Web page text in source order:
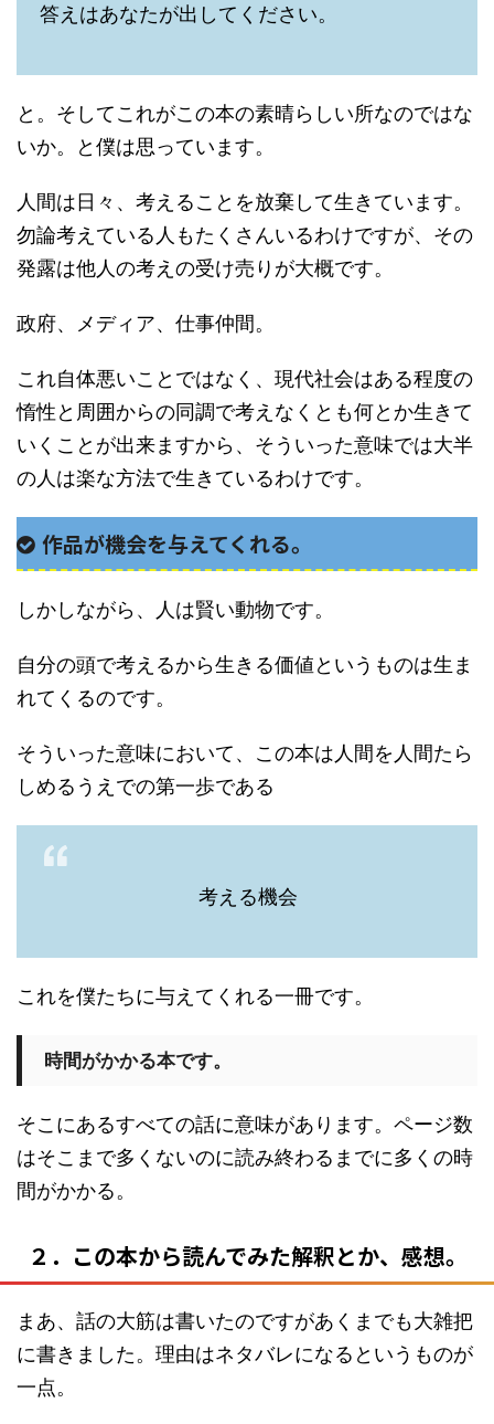
答えはあなたが出してください。
と。そしてこれがこの本の素晴らしい所なのではな
いか。と僕は思っています。
人間は日々、考えることを放棄して生きています。
勿論考えている人もたくさんいるわけですが、その
発露は他人の考えの受け売りが大概です。
政府、メディア、仕事仲間。
これ自体悪いことではなく、現代社会はある程度の
惰性と周囲からの同調で考えなくとも何とか生きて
いくことが出来ますから、そういった意味では大半
の人は楽な方法で生きているわけです。
作品が機会を与えてくれる。
しかしながら、人は賢い動物です。
自分の頭で考えるから生きる価値というものは生ま
れてくるのです。
そういった意味において、この本は人間を人間たら
しめるうえでの第一歩である
考える機会
これを僕たちに与えてくれる一冊です。
時間がかかる本です。
そこにあるすべての話に意味があります。ページ数
はそこまで多くないのに読み終わるまでに多くの時
間がかかる。
２．この本から読んでみた解釈とか、感想。
まあ、話の大筋は書いたのですがあくまでも大雑把
に書きました。理由はネタバレになるというものが
一点。